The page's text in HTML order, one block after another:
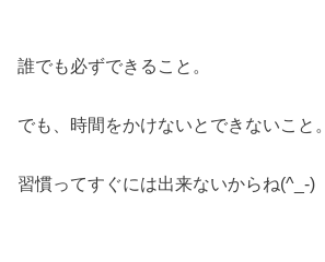
誰でも必ずできること。
でも、時間をかけないとできないこと。
習慣ってすぐには出来ないからね(^_-)